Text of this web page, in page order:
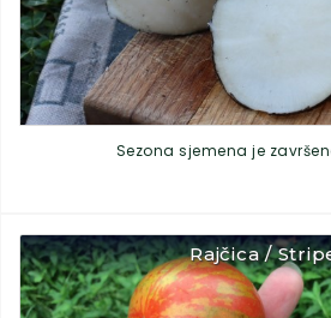
Sezona sjemena je
Rajčica /